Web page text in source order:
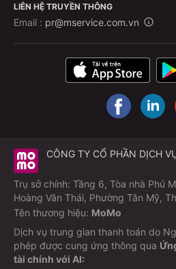
LIÊN HỆ TRUYỀN THÔNG
Email : pr@mservice.com.vn
CÔNG TY CỔ PHẦN DỊCH
Trụ sở chính: Tầng 6, Tòa nhà Phú
Hoàng Văn Thái, Phường Tân Mỹ,
Tên thương hiệu: MoMo
Dịch vụ trung gian thanh toán do
phép được cung ứng thông qua
tài chính với AI: